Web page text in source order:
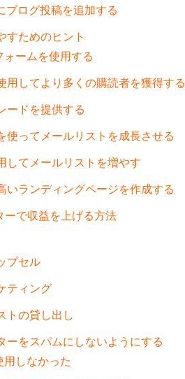
ブログ投稿を追加する
すためのヒント
ォームを使用する
用してより多くの購読者を獲得する
ードを提供する
使ってメールリストを成長させる
してメールリストを増やす
いランディングページを作成する
ーで収益を上げる方法
プセル
ティング
トの貸し出し
ーをスパムにしないようにする
用しなかった